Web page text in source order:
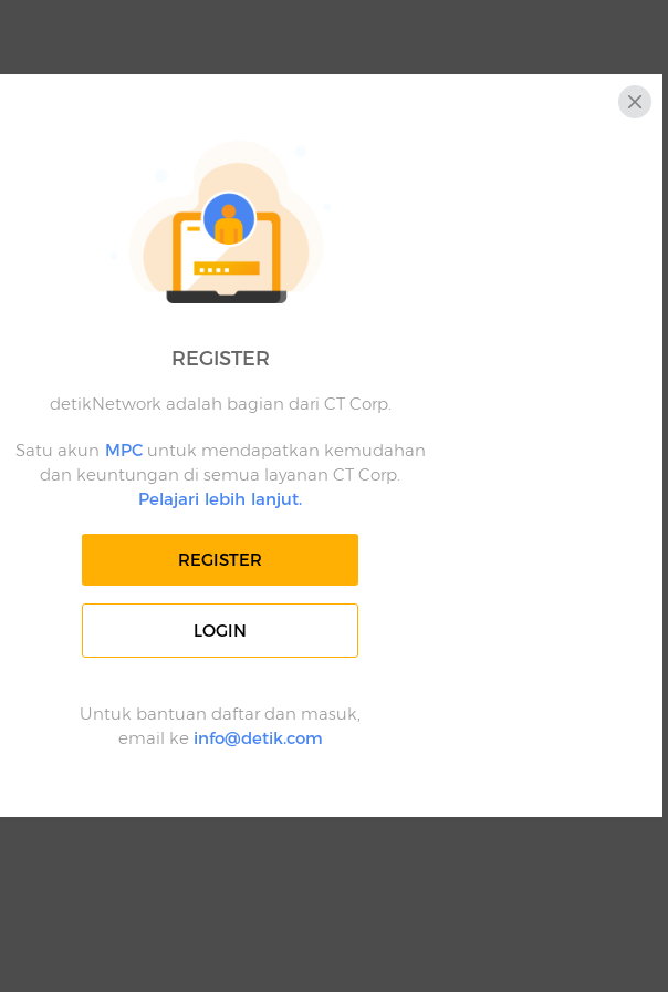
REGISTER
detikNetwork adalah bagian dari CT Corp.
Satu akun MPCuntuk mendapatkan kemudahan
dan keuntungan di semua layanan CT Corp.
Pelajari lebih lanjut.
REGISTER
LOGIN
Untuk bantuan daftar dan masuk,
email ke info@detik.com